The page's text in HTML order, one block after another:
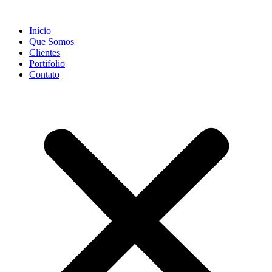
Início
Que Somos
Clientes
Portifolio
Contato